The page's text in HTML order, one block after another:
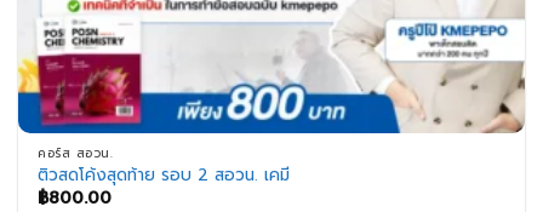
คอร์ส สอวน.
ติวสดโค้งสุดท้าย รอบ 2 สอวน. เคมี
฿800.00